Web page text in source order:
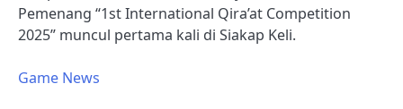
Pemenang “1st International Qira’at Competition
2025” muncul pertama kali di Siakap Keli.
Game News